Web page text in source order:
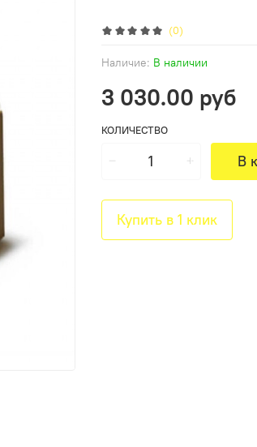
(0)
Наличие: В наличии
3 030.00 руб
КОЛИЧЕСТВО
В
Купить в 1 клик